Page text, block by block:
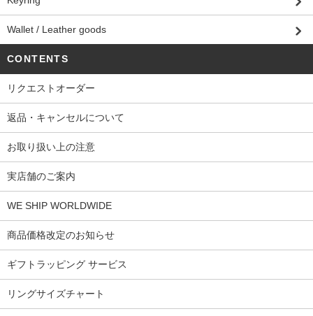
Wallet / Leather goods
CONTENTS
リクエストオーダー
返品・キャンセルについて
お取り扱い上の注意
実店舗のご案内
WE SHIP WORLDWIDE
商品価格改定のお知らせ
ギフトラッピング サービス
リングサイズチャート